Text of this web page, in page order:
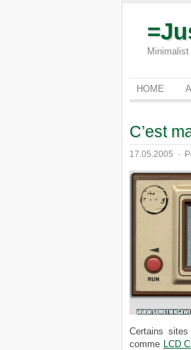
HOME
C’est
17.05.2005 ·
Certains
comme
LCD